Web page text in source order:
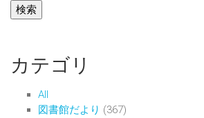
カテゴリ
All
図書館だより (367)